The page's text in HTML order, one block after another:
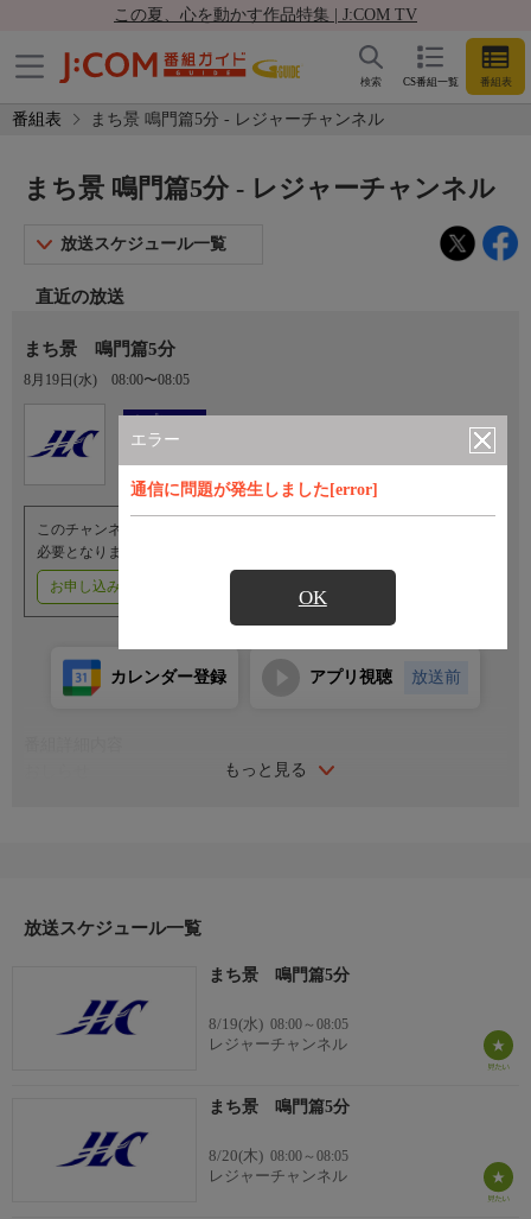
この夏、心を動かす作品特集 | J:COM TV
CS番組一覧 番組表
検索
番組表 まち景 鳴門篇5分 - レジャーチャンネル
エラー
通信に問題が発生しました[error]
OK
まち景 鳴門篇5分 - レジャーチャンネル
放送スケジュール一覧
直近の放送
まち景 鳴門篇5分
8月19日(水) 08:00〜08:05
オプション
Ch.922
レジャーチャンネル
このチャンネルのご視聴には、オプションチャンネル(有料)のご契約が
必要となります。
お申し込みはこちら
もっと見る
カレンダー登録 アプリ視聴 放送前
放送スケジュール一覧
まち景 鳴門篇5分
8/19(水) 08:00～08:05
レジャーチャンネル
まち景 鳴門篇5分
8/20(木) 08:00～08:05
レジャーチャンネル